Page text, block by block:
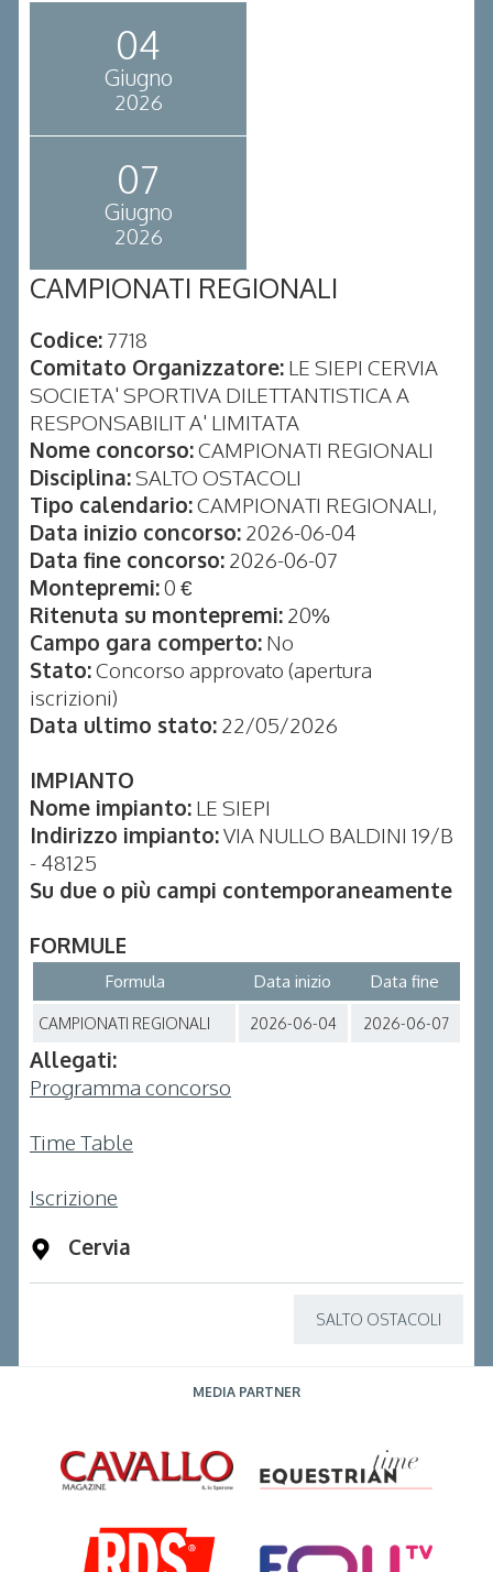
04
Giugno
2026
07
Giugno
2026
CAMPIONATI REGIONALI
Codice: 7718
Comitato Organizzatore: LE SIEPI CERVIA
SOCIETA' SPORTIVA DILETTANTISTICA A
RESPONSABILIT A' LIMITATA
Nome concorso:CAMPIONATI REGIONALI
Disciplina:SALTO OSTACOLI
Tipo calendario:CAMPIONATI REGIONALI,
Data inizio concorso: 2026-06-04
Data fine concorso: 2026-06-07
Montepremi:0 €
Ritenuta su montepremi: 20%
Campo gara comperto: No
Stato:Concorso approvato (apertura
iscrizioni)
Data ultimo stato: 22/05/2026
IMPIANTO
Nome impianto: LE SIEPI
Indirizzo impianto:VIA NULLO BALDINI 19/B
- 48125
Su due o più campi contemporaneamente
FORMULE
Formula Data inizio Data fine
CAMPIONATI REGIONALI 2026-06-04 2026-06-07
Allegati:
Programma concorso
Time Table
Iscrizione
Cervia
SALTO OSTACOLI
MEDIA PARTNER